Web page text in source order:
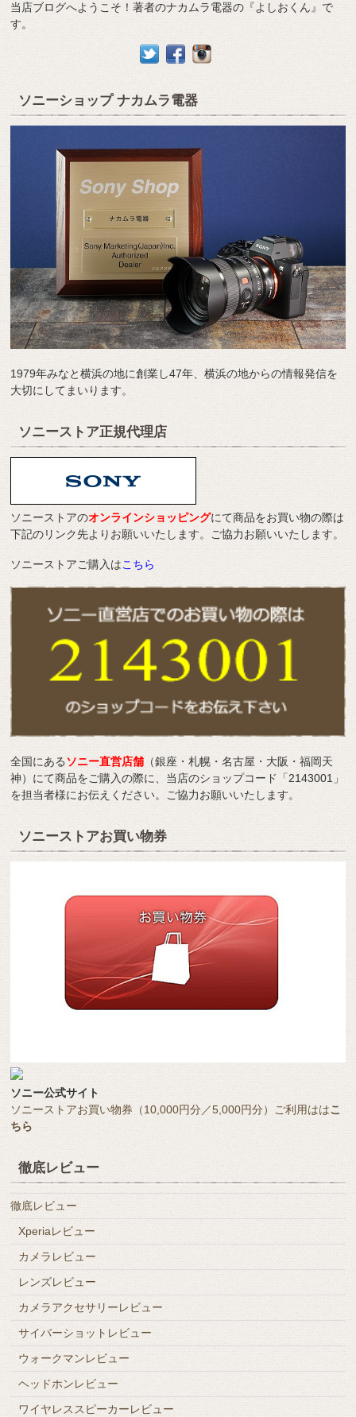
当店ブログへようこそ！著者のナカムラ電器の『よしおくん』で
す。
ソニーショップ ナカムラ電器
1979年みなと横浜の地に創業し47年、横浜の地からの情報発信を
大切にしてまいります。
ソニーストア正規代理店
ソニーストアのオンラインショッピングにて商品をお買い物の際は
下記のリンク先よりお願いいたします。ご協力お願いいたします。
ソニーストアご購入はこちら
全国にあるソニー直営店舗 （銀座・札幌・名古屋・大阪・福岡天
神）にて商品をご購入の際に、当店のショップコード「2143001」
を担当者様にお伝えください。ご協力お願いいたします。
ソニーストアお買い物券
ソニー公式サイト
ソニーストアお買い物券（10,000円分／5,000円分）ご利用ははこ
ちら
徹底レビュー
徹底レビュー
Xperiaレビュー
カメラレビュー
レンズレビュー
カメラアクセサリーレビュー
サイバーショットレビュー
ウォークマンレビュー
ヘッドホンレビュー
ワイヤレススピーカーレビュー